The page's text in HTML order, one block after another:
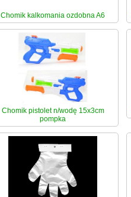
Chomik kalkomania ozdobna A6
Chomik pistolet n/wodę 15x3cm
pompka